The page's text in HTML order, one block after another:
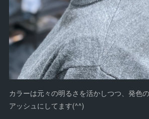
カラーは元々の明るさを活かしつつ、発色
アッシュにしてます(^^)